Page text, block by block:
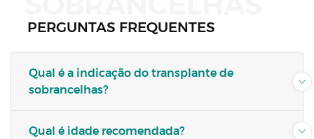
PERGUNTAS FREQUENTES
Qual é a indicação do transplante de
sobrancelhas?
Qual é idade recomendada?